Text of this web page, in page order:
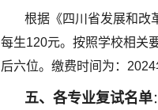
根据《四川省发展和改
每生120元。按照学校相关
后六位。缴费时间为：2024
五、各专业复试名单